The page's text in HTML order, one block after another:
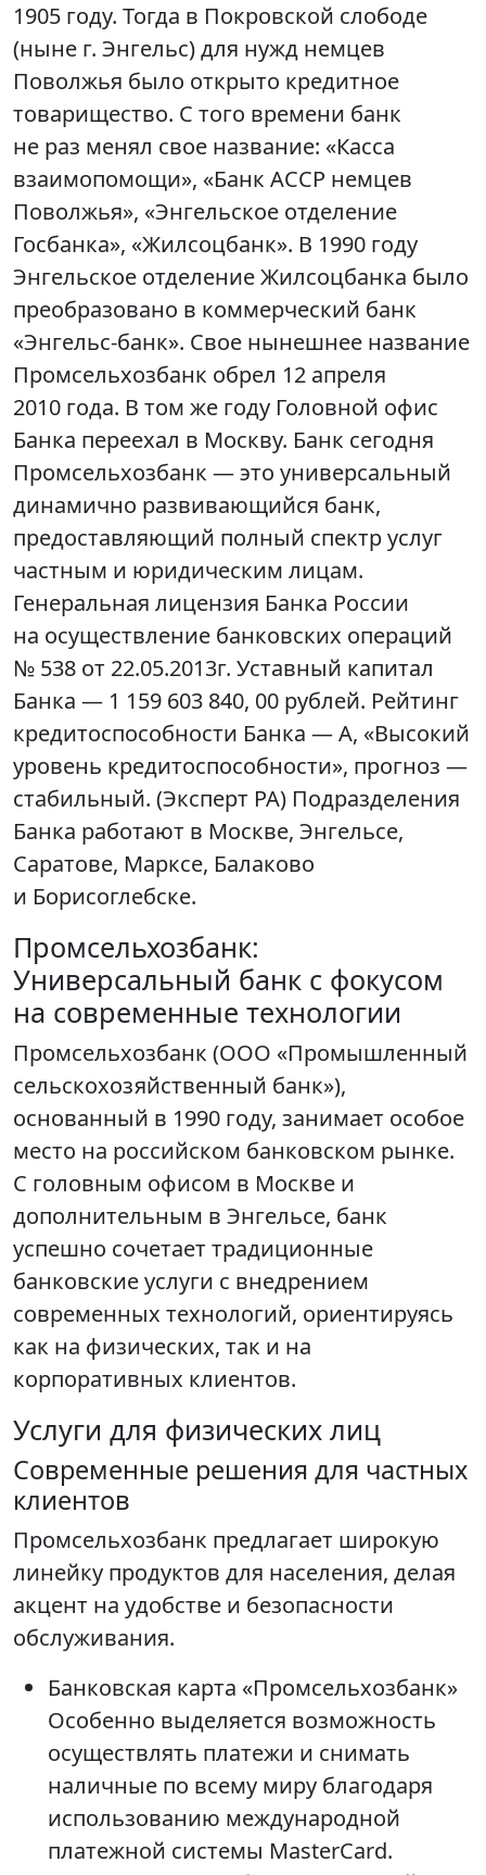
1905 году. Тогда в Покровской слободе
(ныне г. Энгельс) для нужд немцев
Поволжья было открыто кредитное
товарищество. С того времени банк
не раз менял свое название: «Касса
взаимопомощи», «Банк АССР немцев
Поволжья», «Энгельское отделение
Госбанка», «Жилсоцбанк». В 1990 году
Энгельское отделение Жилсоцбанка было
преобразовано в коммерческий банк
«Энгельс-банк». Свое нынешнее название
Промсельхозбанк обрел 12 апреля
2010 года. В том же году Головной офис
Банка переехал в Москву. Банк сегодня
Промсельхозбанк — это универсальный
динамично развивающийся банк,
предоставляющий полный спектр услуг
частным и юридическим лицам.
Генеральная лицензия Банка России
на осуществление банковских операций
№ 538 от 22.05.2013г. Уставный капитал
Банка — 1 159 603 840, 00 рублей. Рейтинг
кредитоспособности Банка — А, «Высокий
уровень кредитоспособности», прогноз —
стабильный. (Эксперт РА) Подразделения
Банка работают в Москве, Энгельсе,
Саратове, Марксе, Балаково
и Борисоглебске.
Промсельхозбанк:
Универсальный банк с фокусом
на современные технологии
Промсельхозбанк (ООО «Промышленный
сельскохозяйственный банк»),
основанный в 1990 году, занимает особое
место на российском банковском рынке.
С головным офисом в Москве и
дополнительным в Энгельсе, банк
успешно сочетает традиционные
банковские услуги с внедрением
современных технологий, ориентируясь
как на физических, так и на
корпоративных клиентов.
Услуги для физических лиц
Современные решения для частных
клиентов
Промсельхозбанк предлагает широкую
линейку продуктов для населения, делая
акцент на удобстве и безопасности
обслуживания.
Банковская карта «Промсельхозбанк»
Особенно выделяется возможность
осуществлять платежи и снимать
наличные по всему миру благодаря
использованию международной
платежной системы MasterCard.